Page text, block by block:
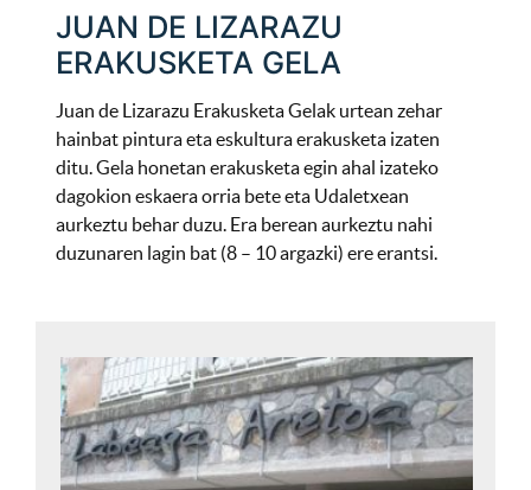
JUAN DE LIZARAZU
ERAKUSKETA GELA
Juan de Lizarazu Erakusketa Gelak urtean zehar
hainbat pintura eta eskultura erakusketa izaten
ditu. Gela honetan erakusketa egin ahal izateko
dagokion eskaera orria bete eta Udaletxean
aurkeztu behar duzu. Era berean aurkeztu nahi
duzunaren lagin bat (8 – 10 argazki) ere erantsi.